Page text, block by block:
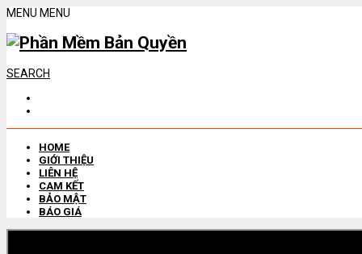
MENU MENU
SEARCH
HOME
GIỚI THIỆU
LIÊN HỆ
CAM KẾT
BẢO MẬT
BÁO GIÁ